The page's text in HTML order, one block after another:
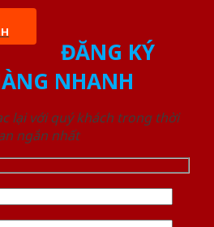
ĐĂNG KÝ
NHANH
lại với quý khách trong thời
ngắn nhất